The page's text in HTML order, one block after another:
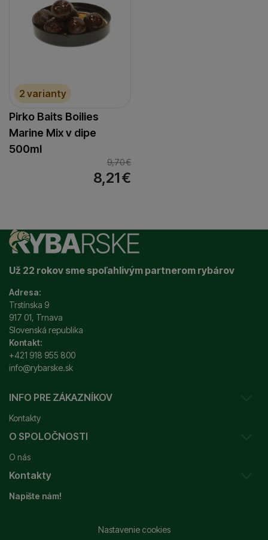
2 varianty
Pirko Baits Boilies
Marine Mix v dipe
500ml
9,70€
8,21€
Už 22 rokov sme spoľahlivým partnerom rybárov
Adresa:
Trstínska 9
917 01, Trnava
Slovenská republika
Kontakt:
+421 918 955 800
info@rybarske.sk
INFO PRE ZÁKAZNÍKOV
Kontakty
Sledovanie vašej zásielky
Ako reklamovať / vrátiť tovar
Obchodné podmienky
Odstúpenie od zmluvy
O SPOLOČNOSTI
O nás
Prečo nakupovať u nás?
Garancia najnižšej ceny
Kontakty
Napište nám!
Nastavenie cookies